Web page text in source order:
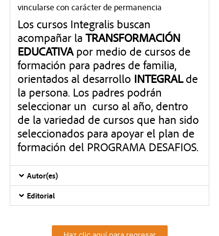
vincularse con carácter de permanencia
Los cursos Integralis buscan
acompañar la TRANSFORMACIÓN
EDUCATIVApor medio de cursos de
formación para padres de familia,
orientados al desarrollo INTEGRALde
la persona. Los padres podrán
seleccionar un curso al año, dentro
de la variedad de cursos que han sido
seleccionados para apoyar el plan de
formación del PROGRAMA DESAFIOS.
Autor(es)
Editorial